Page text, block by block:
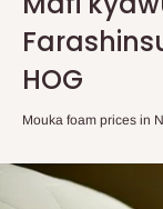
HOG
Mouka foam prices in